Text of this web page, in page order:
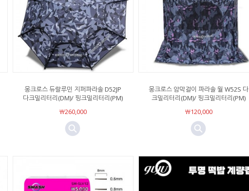
몽크로스 듀랄루민 지퍼파라솔 D52JP
다크밀리터리(DM)/ 핑크밀리터리(PM)
￦260,000
몽크로스 암막걸이 파라솔 월 W52S 다
크밀리터리(DM)/ 핑크밀리터리(PM)
￦120,000